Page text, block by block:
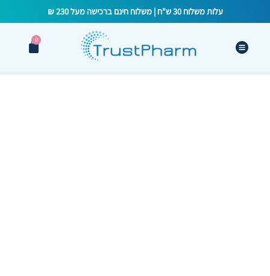
עלות משלוח 30 ש"ח | משלוח חינם ברכישה מעל 230 ₪
0